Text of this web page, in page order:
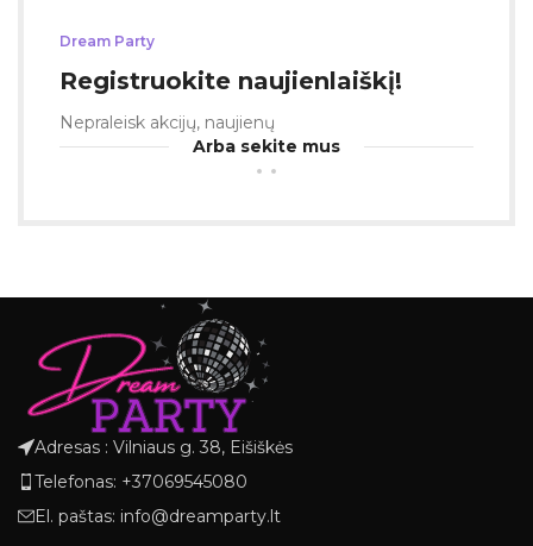
Dream Party
Registruokite naujienlaiškį!
Nepraleisk akcijų, naujienų
Arba sekite mus
Adresas : Vilniaus g. 38, Eišiškės
Telefonas: +37069545080
El. paštas: info@dreamparty.lt